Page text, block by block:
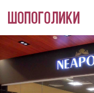
Перейти к основному